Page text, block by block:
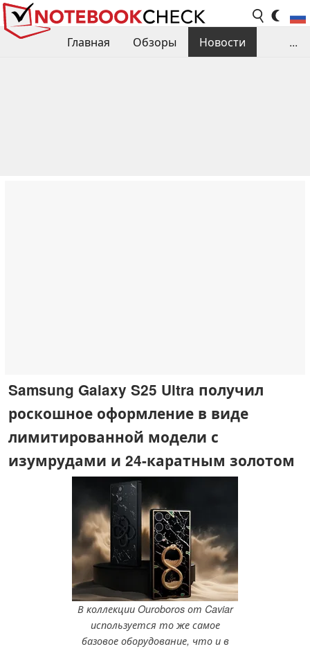
Главная Обзоры
Новости
...
Samsung Galaxy S25 Ultra получил
роскошное оформление в виде
лимитированной модели с
изумрудами и 24-каратным золотом
В коллекции Ouroboros от Caviar
используется то же самое
базовое оборудование, что и в